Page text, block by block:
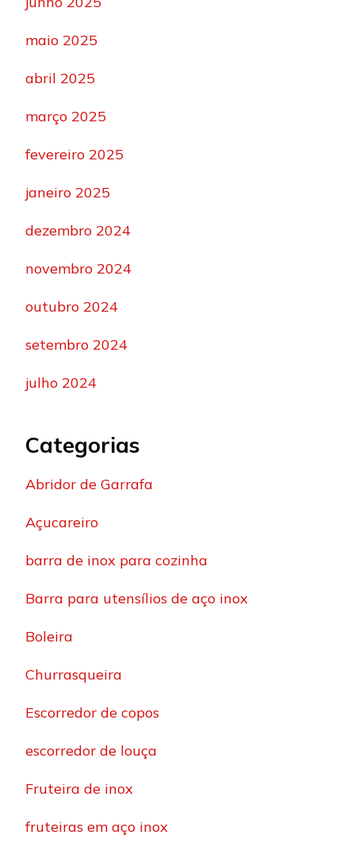
maio 2025
abril 2025
março 2025
fevereiro 2025
janeiro 2025
dezembro 2024
novembro 2024
outubro 2024
setembro 2024
julho 2024
Categorias
Abridor de Garrafa
Açucareiro
barra de inox para cozinha
Barra para utensílios de aço inox
Boleira
Churrasqueira
Escorredor de copos
escorredor de louça
Fruteira de inox
fruteiras em aço inox